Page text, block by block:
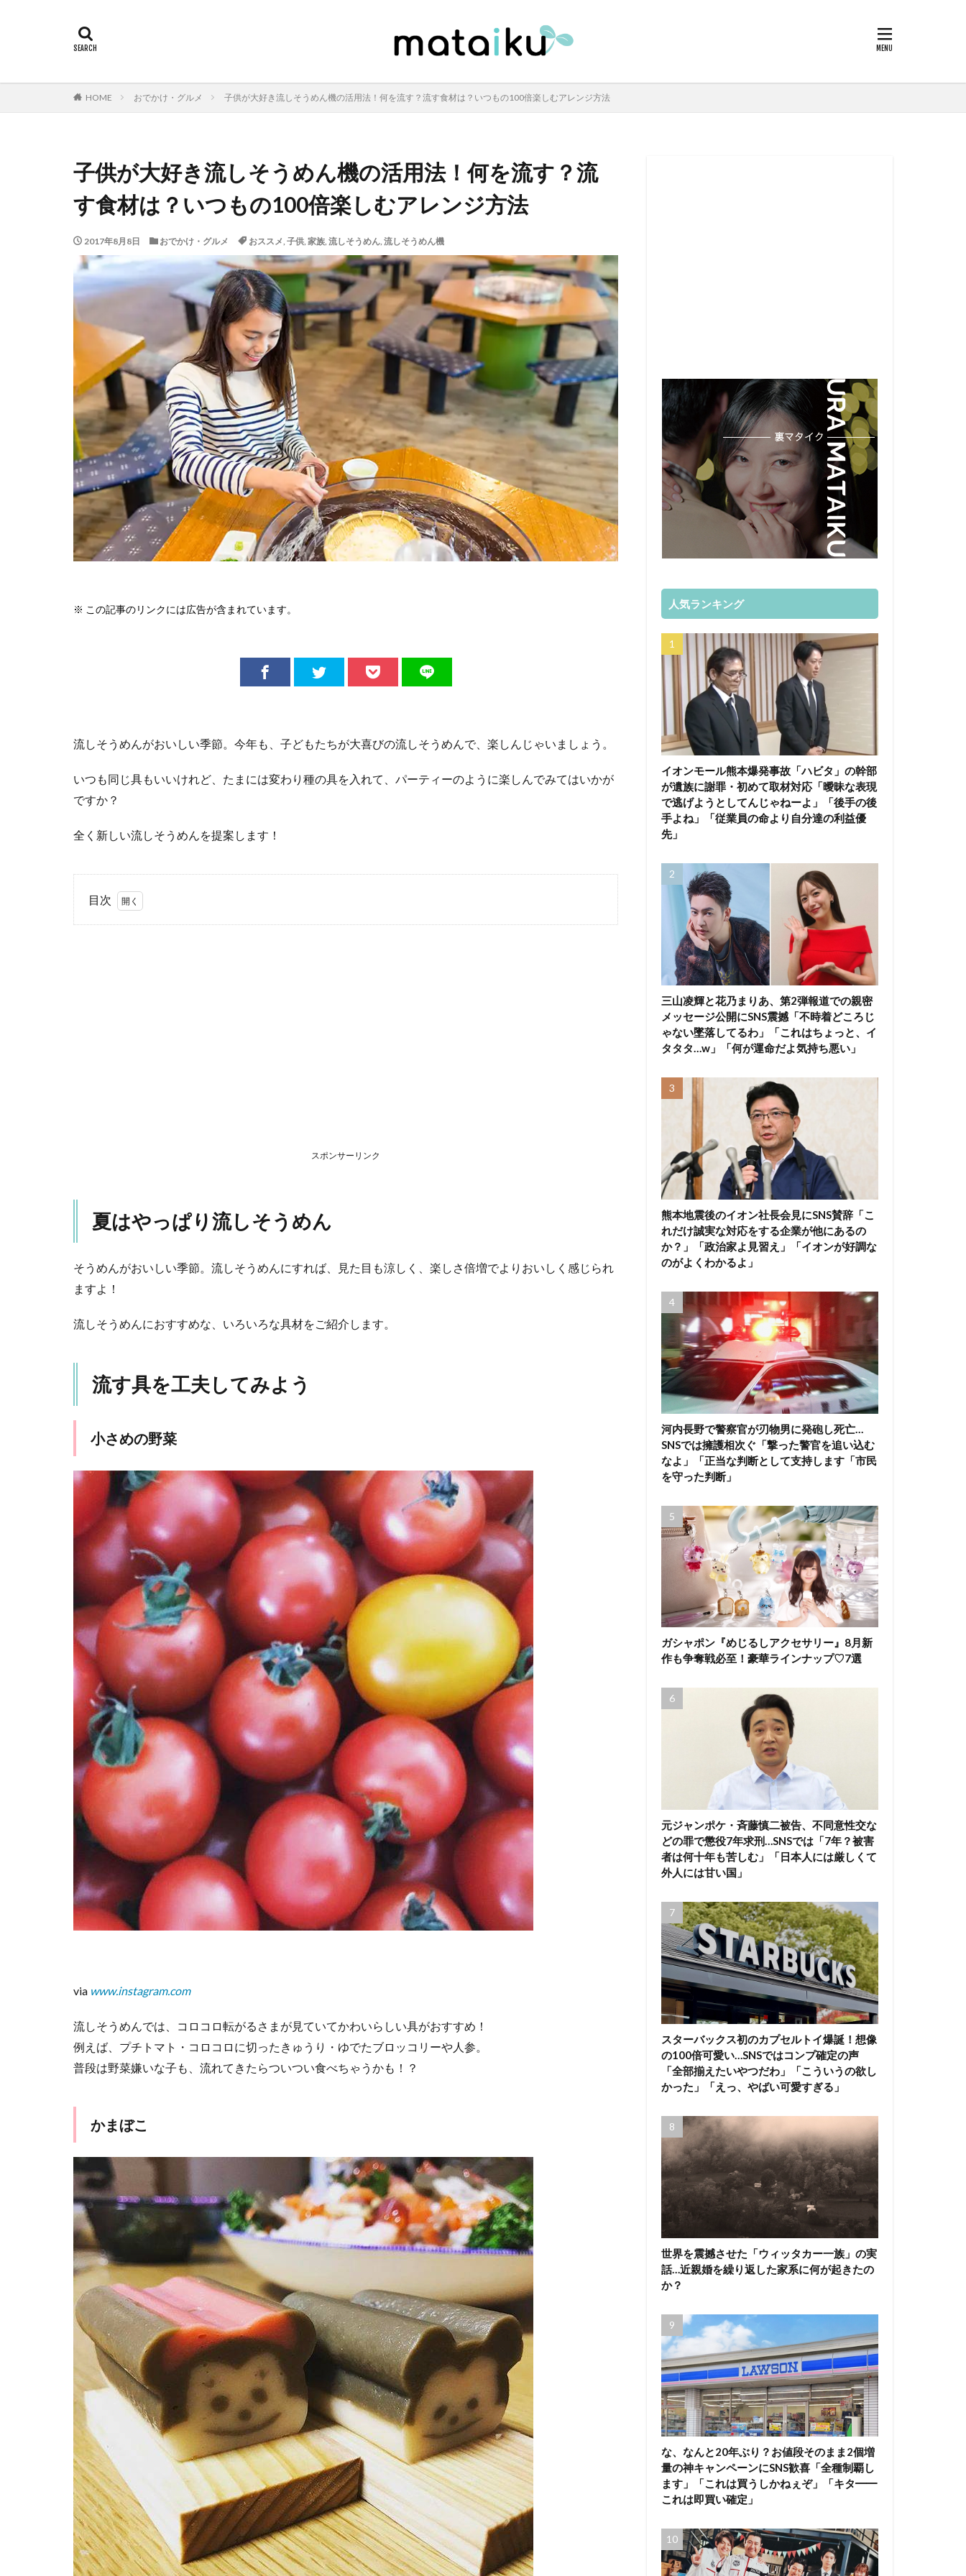
HOME おでかけ・グルメ 子供が大好き流しそうめん機の活用法！何を流す？流す食材は？いつもの100倍楽しむアレンジ方法
子供が大好き流しそうめん機の活用法！何を流す？流
す食材は？いつもの100倍楽しむアレンジ方法
2017年8月8日 おでかけ・グルメ おススメ, 子供, 家族, 流しそうめん, 流しそうめん機
※ この記事のリンクには広告が含まれています。
流しそうめんがおいしい季節。今年も、子どもたちが大喜びの流しそうめんで、楽しんじゃいましょう。
いつも同じ具もいいけれど、たまには変わり種の具を入れて、パーティーのように楽しんでみてはいかが
ですか？
全く新しい流しそうめんを提案します！
目次
し
み
う
2.1
2.2
2.3
ゆで
卵
2.4
果物
2.5
子
3
夏は
流し
そう
めん
で決
ま
り！
4
おす
人気
の
うめ
んス
ライ
ダ
ー」
スポンサーリンク
夏はやっぱり流しそうめん
そうめんがおいしい季節。流しそうめんにすれば、見た目も涼しく、楽しさ倍増でよりおいしく感じられ
ますよ！
流しそうめんにおすすめな、いろいろな具材をご紹介します。
流す具を工夫してみよう
小さめの野菜
via www.instagram.com
流しそうめんでは、コロコロ転がるさまが見ていてかわいらしい具がおすすめ！
例えば、プチトマト・コロコロに切ったきゅうり・ゆでたブロッコリーや人参。
普段は野菜嫌いな子も、流れてきたらついつい食べちゃうかも！？
かまぼこ
人気ランキング
イオンモール熊本爆発事故「ハビタ」の幹部
が遺族に謝罪・初めて取材対応「曖昧な表現
で逃げようとしてんじゃねーよ」「後手の後
手よね」「従業員の命より自分達の利益優
先」
三山凌輝と花乃まりあ、第2弾報道での親密
メッセージ公開にSNS震撼「不時着どころじ
ゃない墜落してるわ」「これはちょっと、イ
タタタ…w」「何が運命だよ気持ち悪い」
熊本地震後のイオン社長会見にSNS賛辞「こ
れだけ誠実な対応をする企業が他にあるの
か？」「政治家よ見習え」「イオンが好調な
のがよくわかるよ」
河内長野で警察官が刃物男に発砲し死亡…
SNSでは擁護相次ぐ「撃った警官を追い込む
なよ」「正当な判断として支持します「市民
を守った判断」
ガシャポン『めじるしアクセサリー』8月新
作も争奪戦必至！豪華ラインナップ♡7選
元ジャンポケ・斉藤慎二被告、不同意性交な
どの罪で懲役7年求刑…SNSでは「7年？被害
者は何十年も苦しむ」「日本人には厳しくて
外人には甘い国」
スターバックス初のカプセルトイ爆誕！想像
の100倍可愛い…SNSではコンプ確定の声
「全部揃えたいやつだわ」「こういうの欲し
かった」「えっ、やばい可愛すぎる」
世界を震撼させた「ウィッタカー一族」の実
話…近親婚を繰り返した家系に何が起きたの
か？
な、なんと20年ぶり？お値段そのまま2個増
量の神キャンペーンにSNS歓喜「全種制覇し
ます」「これは買うしかねぇぞ」「キタ━━
これは即買い確定」